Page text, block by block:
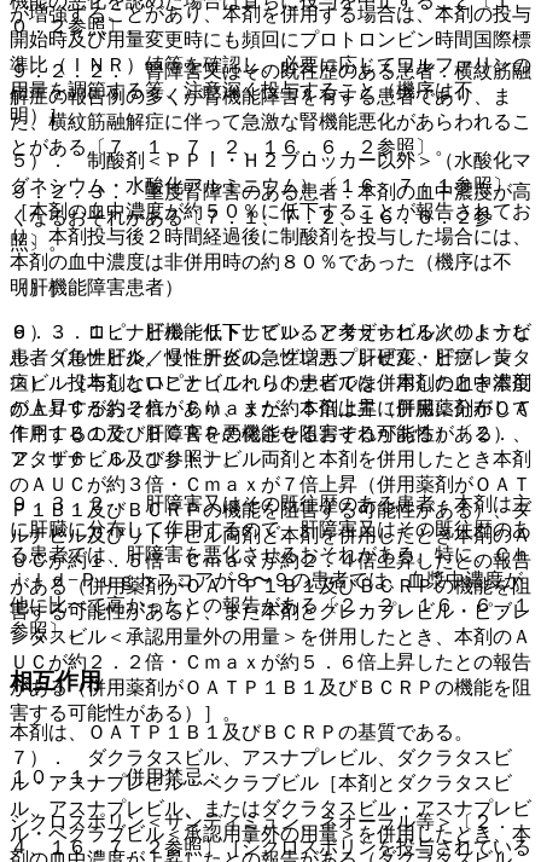
が増強することがあり、本剤を併用する場合は、本剤の投与
開始時及び用量変更時にも頻回にプロトロンビン時間国際標
準比（ＩＮＲ）値等を確認し、必要に応じてワルファリンの
用量を調節する等、注意深く投与すること（機序は不
明）］。
５）． 制酸剤＜ＰＰＩ・Ｈ２ブロッカー以外＞（水酸化マ
グネシウム・水酸化アルミニウム）〔１６．７．１参照〕
［本剤の血中濃度が約５０％に低下することが報告されてお
り、本剤投与後２時間経過後に制酸剤を投与した場合には、
本剤の血中濃度は非併用時の約８０％であった（機序は不
明）］。
６）． ロピナビル・リトナビル、アタザナビル／リトナビ
ル、ダルナビル／リトナビル、グレカプレビル・ピブレンタ
スビル［本剤とロピナビル・リトナビルを併用したとき本剤
のＡＵＣが約２倍・Ｃｍａｘが約５倍上昇（併用薬剤がＯＡ
ＴＰ１Ｂ１及びＢＣＲＰの機能を阻害する可能性がある）、
アタザナビル及びリトナビル両剤と本剤を併用したとき本剤
のＡＵＣが約３倍・Ｃｍａｘが７倍上昇（併用薬剤がＯＡＴ
Ｐ１Ｂ１及びＢＣＲＰの機能を阻害する可能性がある）、ダ
ルナビル及びリトナビル両剤と本剤を併用したとき本剤のＡ
ＵＣが約１．５倍・Ｃｍａｘが約２．４倍上昇したとの報告
がある（併用薬剤がＯＡＴＰ１Ｂ１及びＢＣＲＰの機能を阻
害する可能性がある）、また本剤とグレカプレビル・ピブレ
ンタスビル＜承認用量外の用量＞を併用したとき、本剤のＡ
ＵＣが約２．２倍・Ｃｍａｘが約５．６倍上昇したとの報告
がある（併用薬剤がＯＡＴＰ１Ｂ１及びＢＣＲＰの機能を阻
害する可能性がある）］。
７）． ダクラタスビル、アスナプレビル、ダクラタスビ
ル・アスナプレビル・ベクラブビル［本剤とダクラタスビ
ル、アスナプレビル、またはダクラタスビル・アスナプレビ
ル・ベクラブビル＜承認用量外の用量＞を併用したとき、本
０．２参照〕。
９．２．２． 腎障害又はその既往歴のある患者：横紋筋融
解症の報告例の多くが腎機能障害を有する患者であり、ま
た、横紋筋融解症に伴って急激な腎機能悪化があらわれるこ
とがある〔７．１、７．２、１６．６．２参照〕。
９．２．３． 重度腎障害のある患者：本剤の血中濃度が高
くなるおそれがある〔７．１、７．２、１６．６．２参
照〕。
（肝機能障害患者）
９．３．１． 肝機能低下していると考えられる次のような
患者（急性肝炎、慢性肝炎の急性増悪、肝硬変、肝癌、黄
疸）：投与しないこと（これらの患者では、本剤の血中濃度
が上昇するおそれがあり、また、本剤は主に肝臓に分布して
作用するので、肝障害を悪化させるおそれがある）〔２．
２、１６．６．１参照〕。
９．３．２． 肝障害又はその既往歴のある患者：本剤は主
に肝臓に分布して作用するので、肝障害又はその既往歴のあ
る患者では、肝障害を悪化させるおそれがある。特に、Ｃｈ
ｉｌｄ−Ｐｕｇｈスコアが８〜９の患者では、血漿中濃度が
他に比べて高かったとの報告がある〔２．２、１６．６．１
参照〕。
相互作用
本剤は、ＯＡＴＰ１Ｂ１及びＢＣＲＰの基質である。
１０．１． 併用禁忌：
シクロスポリン＜サンディミュン、ネオーラル等＞〔２．
４、１６．７．２参照〕［シクロスポリンを投与されている